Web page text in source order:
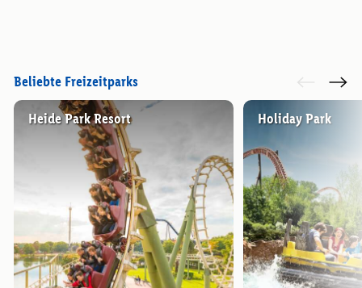
Beliebte Freizeitparks
Heide Park Resort Holiday Park